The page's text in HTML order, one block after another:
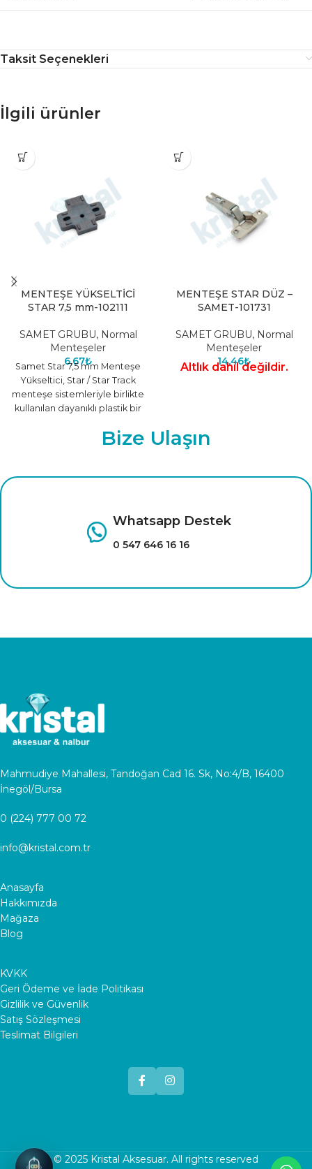
Taksit Seçenekleri
İlgili ürünler
MENTEŞE YÜKSELTİCİ
STAR 7,5 mm-102111
SAMET GRUBU, Normal
Menteşeler
6,67₺
Samet Star 7,5 mm Menteşe
Yükseltici, Star / Star Track
menteşe sistemleriyle birlikte
kullanılan dayanıklı plastik bir
MENTEŞE STAR DÜZ –
SAMET-101731
SAMET GRUBU, Normal
Menteşeler
14,46₺
Altlık dahil değildir.
Bize Ulaşın
Whatsapp Destek
0 547 646 16 16
Mahmudiye Mahallesi, Tandoğan Cad 16. Sk, No:4/B, 16400
İnegöl/Bursa
0 (224) 777 00 72
info@kristal.com.tr
Anasayfa
Hakkımızda
Mağaza
Blog
KVKK
Geri Ödeme ve İade Politikası
Gizlilik ve Güvenlik
Satış Sözleşmesi
Teslimat Bilgileri
© 2025 Kristal Aksesuar. All rights reserved